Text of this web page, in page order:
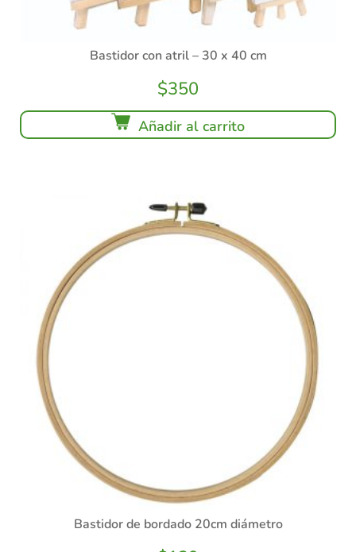
Bastidor con atril – 30 x 40 cm
$350
Añadir al carrito
Bastidor de bordado 20cm diámetro